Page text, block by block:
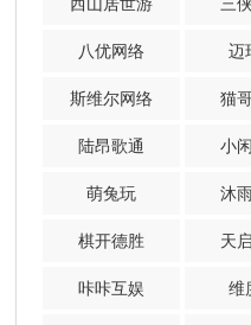
八优网络 迈
斯维尔网络 猫
陆昂歌通 小
萌兔玩 沐
棋开德胜 天
咔咔互娱 维